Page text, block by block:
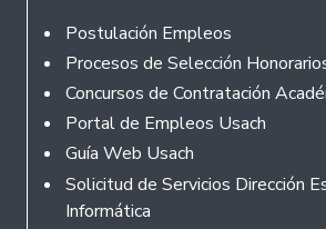
Rodapé
Postulación Empleos
Procesos de Selección
Concursos de Contratación
Portal de Empleos Usach
Guía Web Usach
Solicitud de Servicios Dirección
Informática